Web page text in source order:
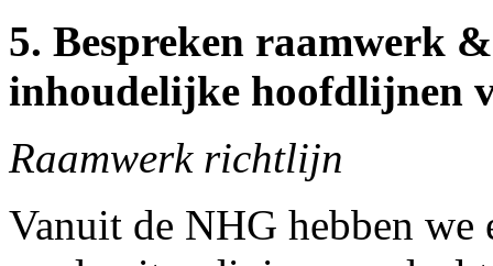
5. Bespreken raamwerk
inhoudelijke hoofdlijnen
Raamwerk richtlijn
Vanuit de NHG hebben we